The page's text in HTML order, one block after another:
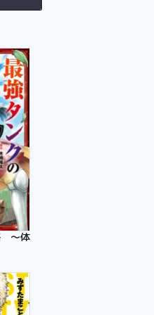
～体力9999のレアスキル持ち